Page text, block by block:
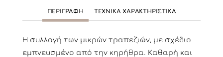
ΠΕΡΙΓΡΑΦΗ ΤΕΧΝΙΚΑ ΧΑΡΑΚΤΗΡΙΣΤΙΚΑ
Η συλλογή των μικρών τραπεζιών, με σχέδιο
εμπνευσμένο από την κηρήθρα. Καθαρή και